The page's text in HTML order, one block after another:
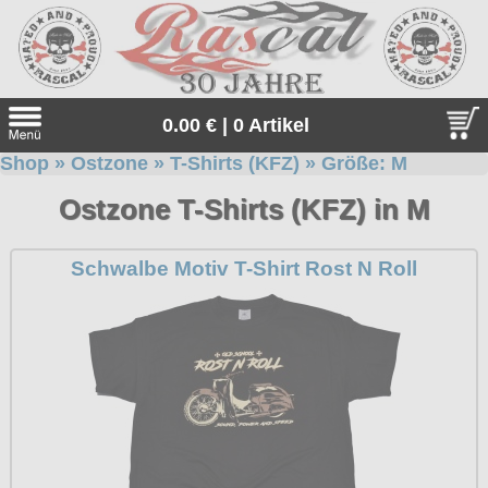
0.00 € | 0 Artikel
Sprache:
Neu bei uns
Angebote
Sonderangebote
Geschenketipps
Gratis
Unsere Gratiszugaben zu jeder Bestellung. Einfach
und in den Warenkorb legen.
Thor Steinar
Thor Steinar, das einzigartige, sportlich-maritime Lifestyle-
Shop » Ostzone » T-Shirts (KFZ) » Größe: M
Ostzone T-Shirts (KFZ) in M
Schwalbe Motiv T-Shirt Rost N Roll